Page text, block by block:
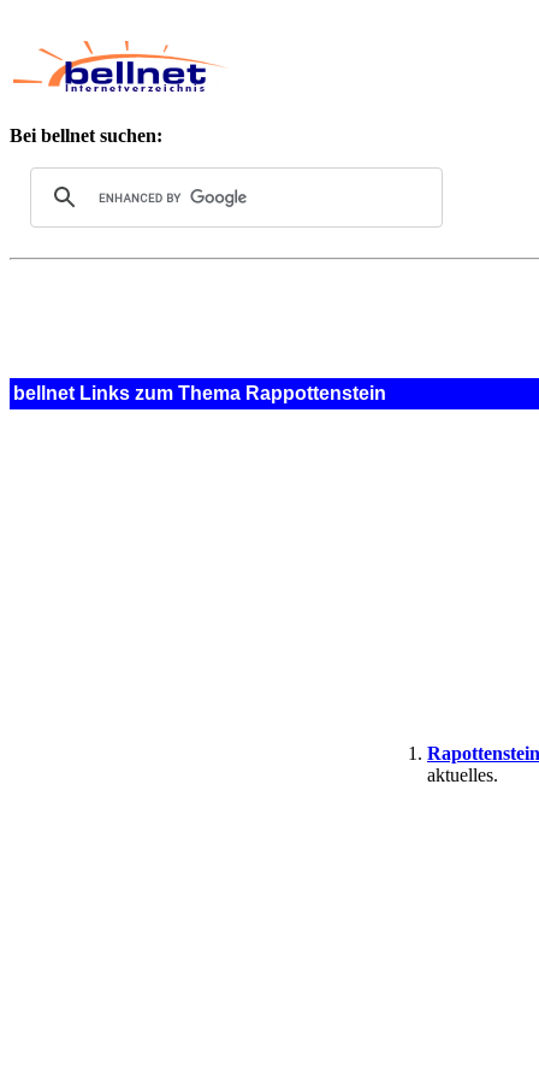
Bei bellnet suchen:
bellnet Links zum Thema Rappottenstein
Rapottenstein
aktuelles.